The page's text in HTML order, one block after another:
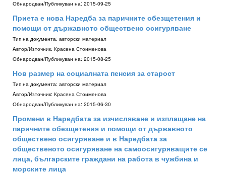
Обнародван/Публикуван на: 2015-09-25
Приета е нова Наредба за паричните обезщетения и
помощи от държавното обществено осигуряване
Тип на документа: авторски материал
Aвтор/Източник: Красена Стоименова
Обнародван/Публикуван на: 2015-08-25
Нов размер на социалната пенсия за старост
Тип на документа: авторски материал
Aвтор/Източник: Красена Стоименова
Обнародван/Публикуван на: 2015-06-30
Промени в Наредбата за изчисляване и изплащане на
паричните обезщетения и помощи от държавното
обществено осигуряване и в Наредбата за
общественото осигуряване на самоосигуряващите се
лица, българските граждани на работа в чужбина и
морските лица